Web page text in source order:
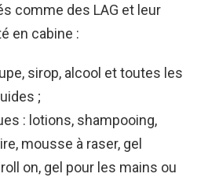
comme des LAG et leur
en cabine :
sirop, alcool et toutes les
;
: lotions, shampooing,
mousse à raser, gel
on, gel pour les mains ou